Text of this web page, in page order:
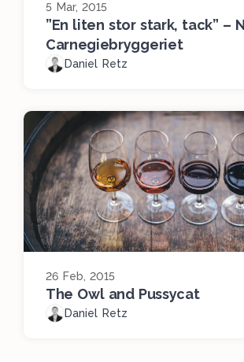
5 Mar, 2015
”En liten stor stark, tack” –
Carnegiebryggeriet
Daniel Retz
26 Feb, 2015
The Owl and Pussycat
Daniel Retz